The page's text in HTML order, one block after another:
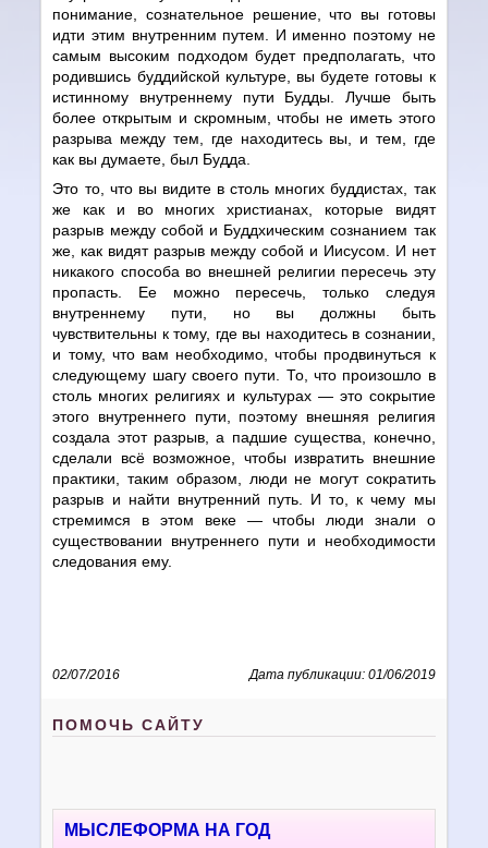
понимание, сознательное решение, что вы готовы
идти этим внутренним путем. И именно поэтому не
самым высоким подходом будет предполагать, что
родившись буддийской культуре, вы будете готовы к
истинному внутреннему пути Будды. Лучше быть
более открытым и скромным, чтобы не иметь этого
разрыва между тем, где находитесь вы, и тем, где
как вы думаете, был Будда.
Это то, что вы видите в столь многих буддистах, так
же как и во многих христианах, которые видят
разрыв между собой и Буддхическим сознанием так
же, как видят разрыв между собой и Иисусом. И нет
никакого способа во внешней религии пересечь эту
пропасть. Ее можно пересечь, только следуя
внутреннему пути, но вы должны быть
чувствительны к тому, где вы находитесь в сознании,
и тому, что вам необходимо, чтобы продвинуться к
следующему шагу своего пути. То, что произошло в
столь многих религиях и культурах — это сокрытие
этого внутреннего пути, поэтому внешняя религия
создала этот разрыв, а падшие существа, конечно,
сделали всё возможное, чтобы извратить внешние
практики, таким образом, люди не могут сократить
разрыв и найти внутренний путь. И то, к чему мы
стремимся в этом веке — чтобы люди знали о
существовании внутреннего пути и необходимости
следования ему.
02/07/2016 Дата публикации: 01/06/2019
ПОМОЧЬ САЙТУ
МЫСЛЕФОРМА НА ГОД